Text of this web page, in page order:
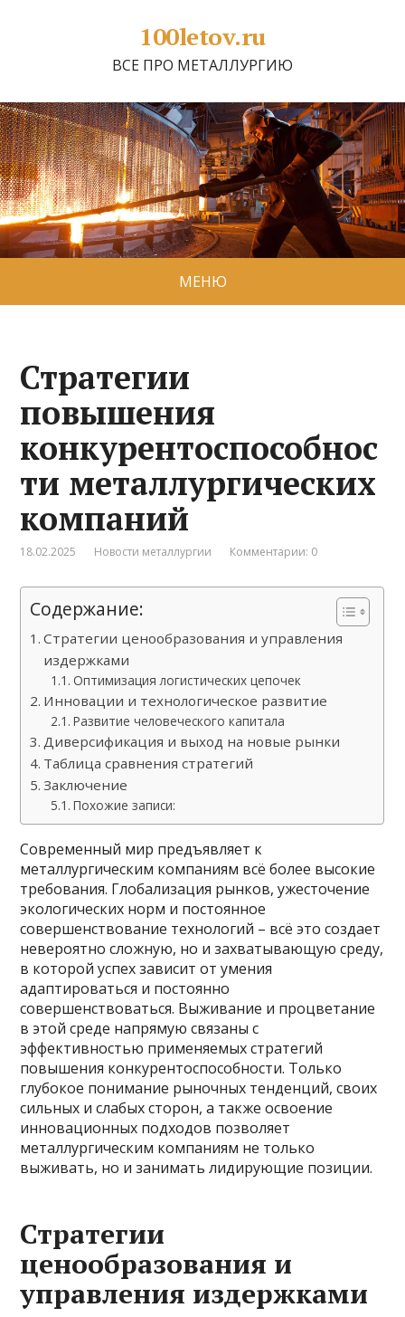
100letov.ru
ВСЕ ПРО МЕТАЛЛУРГИЮ
МЕНЮ
Стратегии
повышения
конкурентоспособнос
ти металлургических
компаний
18.02.2025 Новости металлургии Комментарии: 0
Содержание:
Стратегии ценообразования и управления
издержками
Оптимизация логистических цепочек
Инновации и технологическое развитие
Развитие человеческого капитала
Диверсификация и выход на новые рынки
Таблица сравнения стратегий
Заключение
Похожие записи:
Современный мир предъявляет к
металлургическим компаниям всё более высокие
требования. Глобализация рынков, ужесточение
экологических норм и постоянное
совершенствование технологий – всё это создает
невероятно сложную, но и захватывающую среду,
в которой успех зависит от умения
адаптироваться и постоянно
совершенствоваться. Выживание и процветание
в этой среде напрямую связаны с
эффективностью применяемых стратегий
повышения конкурентоспособности. Только
глубокое понимание рыночных тенденций, своих
сильных и слабых сторон, а также освоение
инновационных подходов позволяет
металлургическим компаниям не только
выживать, но и занимать лидирующие позиции.
Стратегии
ценообразования и
управления издержками